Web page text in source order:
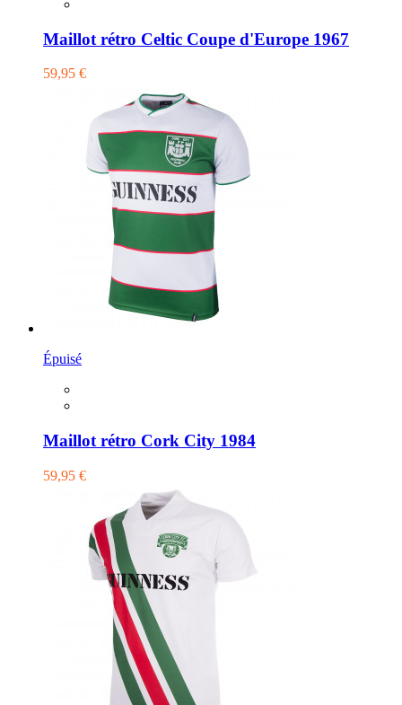
Maillot rétro Celtic Coupe d'Europe 1967
59,95 €
Épuisé
Maillot rétro Cork City 1984
59,95 €